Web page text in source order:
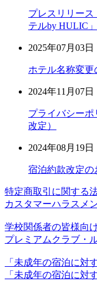
プレスリリー
テルby HULIC
2025年07月03日
ホテル名称変更
2024年11月07日
プライバシーポ
改定）
2024年08月19日
宿泊約款改定の
特定商取引に関する
カスタマーハラスメ
学校関係者の皆様向
プレミアムクラブ・
「未成年の宿泊に対
「未成年の宿泊に対